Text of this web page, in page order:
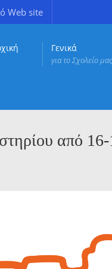
Web site
Γενικά
για το Σχολείο μας
από